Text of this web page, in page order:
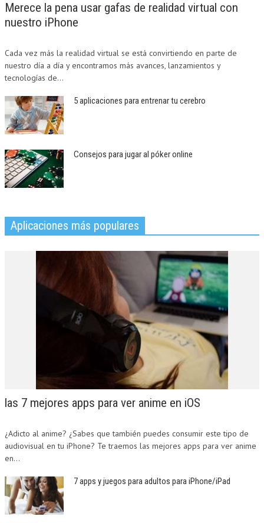
Merece la pena usar gafas de realidad virtual con
nuestro iPhone
Cada vez más la realidad virtual se está convirtiendo en parte de
nuestro día a día y encontramos más avances, lanzamientos y
tecnologías de...
5 aplicaciones para entrenar tu cerebro
Consejos para jugar al póker online
Aplicaciones más populares
las 7 mejores apps para ver anime en iOS
¿Adicto al anime? ¿Sabes que también puedes consumir este tipo de
audiovisual en tu iPhone? Te traemos las mejores apps para ver anime
en...
7 apps y juegos para adultos para iPhone/iPad